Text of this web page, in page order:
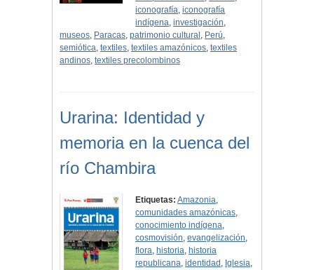
iconografía,iconografía
indígena,investigación,
museos, Paracas, patrimonio cultural , Perú,
semiótica, textiles, textiles amazónicos, textiles
andinos, textiles precolombinos
Urarina: Identidad y
memoria en la cuenca del
río Chambira
Etiquetas: Amazonia,
comunidades amazónicas,
conocimiento indígena,
cosmovisión,evangelización,
flora, historia, historia
republicana,identidad , Iglesia,